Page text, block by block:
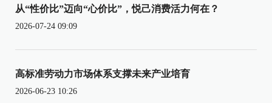
从“性价比”迈向“心价比”，悦己消费活力何在？
2026-07-24 09:09
高标准劳动力市场体系支撑未来产业培育
2026-06-23 10:26